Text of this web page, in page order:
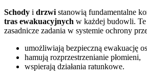
Schody i drzwi stanowią fundamentalne
tras ewakuacyjnych w każdej budowli.
zasadnicze zadania w systemie ochrony
umożliwiają bezpieczną ewakuację
hamują rozprzestrzenianie płomieni,
wspierają działania ratunkowe.